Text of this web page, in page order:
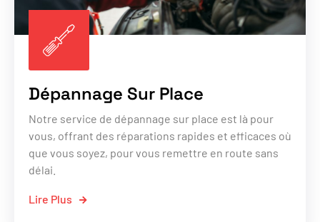
Dépannage Sur Place
Notre service de dépannage sur place est là pour
vous, offrant des réparations rapides et efficaces où
que vous soyez, pour vous remettre en route sans
délai.
Lire Plus